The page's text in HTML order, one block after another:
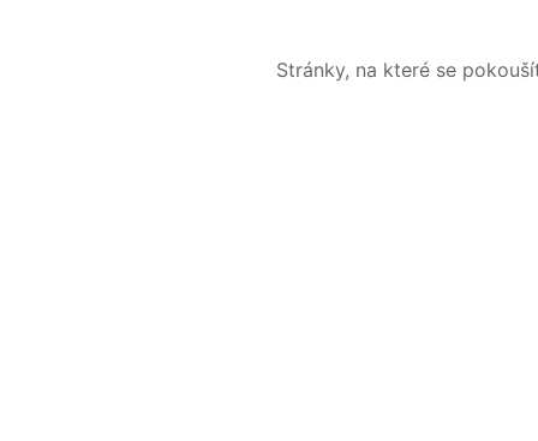
Stránky, na které se